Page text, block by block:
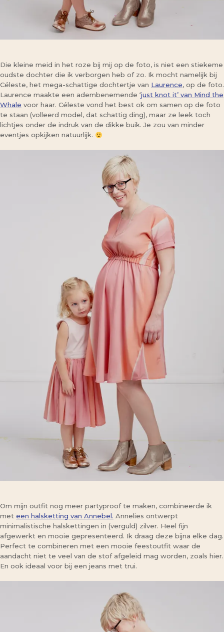
Die kleine meid in het roze bij mij op de foto, is niet een stiekeme
oudste dochter die ik verborgen heb of zo. Ik mocht namelijk bij
Céleste, het mega-schattige dochtertje van Laurence, op de foto.
Laurence maakte een adembenemende ‘just knot it’ van Mind the
Whale voor haar. Céleste vond het best ok om samen op de foto
te staan (volleerd model, dat schattig ding), maar ze leek toch
lichtjes onder de indruk van de dikke buik. Je zou van minder
eventjes opkijken natuurlijk.
Om mijn outfit nog meer partyproof te maken, combineerde ik
met een halsketting van Annebel. Annelies ontwerpt
minimalistische halskettingen in (verguld) zilver. Heel fijn
afgewerkt en mooie gepresenteerd. Ik draag deze bijna elke dag.
Perfect te combineren met een mooie feestoutfit waar de
aandacht niet te veel van de stof afgeleid mag worden, zoals hier.
En ook ideaal voor bij een jeans met trui.